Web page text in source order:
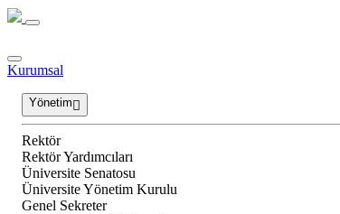
Kurumsal
Yönetim
Rektör
Rektör Yardımcıları
Üniversite Senatosu
Üniversite Yönetim Kurulu
Genel Sekreter